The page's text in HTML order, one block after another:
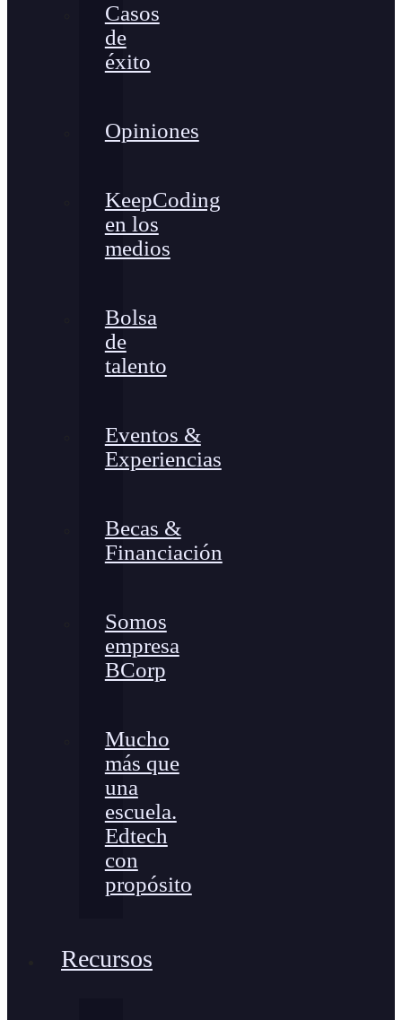
Casos
de
éxito
Opiniones
KeepCoding
en los
medios
Bolsa
de
talento
Eventos &
Experiencias
Becas &
Financiación
Somos
empresa
BCorp
Mucho
más que
una
escuela.
Edtech
con
propósito
Recursos